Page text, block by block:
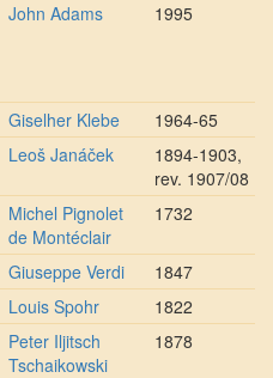
John Adams 1995
Giselher Klebe
1964-65
Leoš Janáček
1894-1903,
rev. 1907/08
Michel Pignolet
de Montéclair
1732
Giuseppe Verdi
1847
Louis Spohr
1822
Peter Iljitsch
Tschaikowski
1878